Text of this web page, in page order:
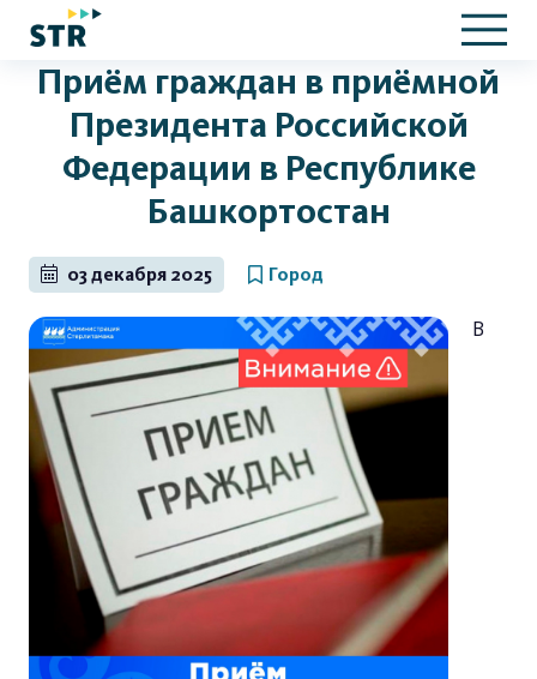
Приём граждан в приёмной
Президента Российской
Федерации в Республике
Башкортостан
03 декабря 2025 Город
В